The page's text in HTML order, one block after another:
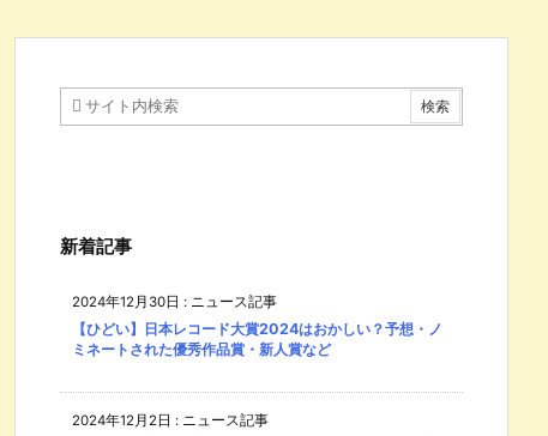
新着記事
2024年12月30日 : ニュース記事
【ひどい】日本レコード大賞2024はおかしい？予想・ノ
ミネートされた優秀作品賞・新人賞など
2024年12月2日 : ニュース記事